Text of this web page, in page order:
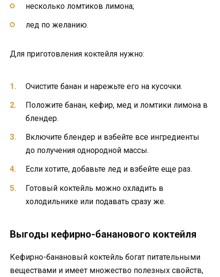
несколько ломтиков лимона;
лед по желанию.
Для приготовления коктейля нужно:
Очистите банан и нарежьте его на кусочки.
Положите банан, кефир, мед и ломтики лимона в
блендер.
Включите блендер и взбейте все ингредиенты
до получения однородной массы.
Если хотите, добавьте лед и взбейте еще раз.
Готовый коктейль можно охладить в
холодильнике или подавать сразу же.
Выгоды кефирно-бананового коктейля
Кефирно-банановый коктейль богат питательными
веществами и имеет множество полезных свойств,